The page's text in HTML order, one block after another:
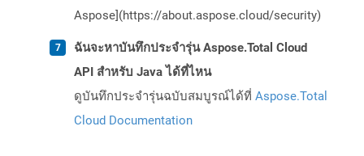
Aspose](https://about.aspose.cloud/security)
ฉันจะหาบันทึกประจำรุ่น Aspose.Total Cloud
API สำหรับ Java ได้ที่ไหน
ดูบันทึกประจำรุ่นฉบับสมบูรณ์ได้ที่ Aspose.Total
Cloud Documentation